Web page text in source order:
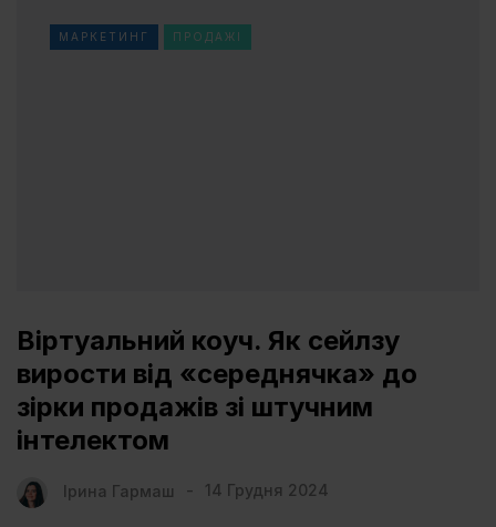
МАРКЕТИНГ ПРОДАЖІ
Віртуальний коуч. Як сейлзу
вирости від «середнячка» до
зірки продажів зі штучним
інтелектом
Ірина Гармаш 14 Грудня 2024